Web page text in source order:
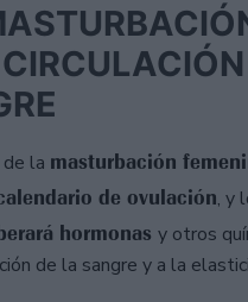
la masturbación
de ovulación, y
hormonas y otros
de la sangre y a la